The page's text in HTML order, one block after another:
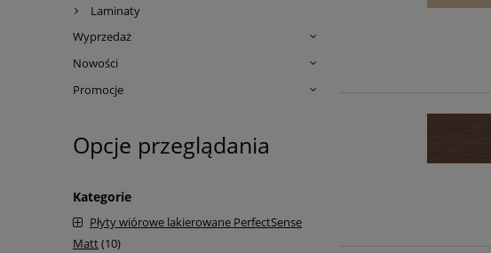
Laminaty
Wyprzedaż
Nowości
Promocje
Opcje przeglądania
Kategorie
Płyty wiórowe lakierowane PerfectSense
Matt(10)